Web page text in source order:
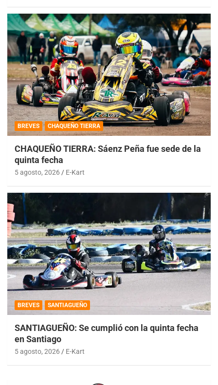
BREVES CHAQUEÑO TIERRA
CHAQUEÑO TIERRA: Sáenz Peña fue sede de la
quinta fecha
5 agosto, 2026 E-Kart
BREVES SANTIAGUEÑO
SANTIAGUEÑO: Se cumplió con la quinta fecha
en Santiago
5 agosto, 2026 E-Kart